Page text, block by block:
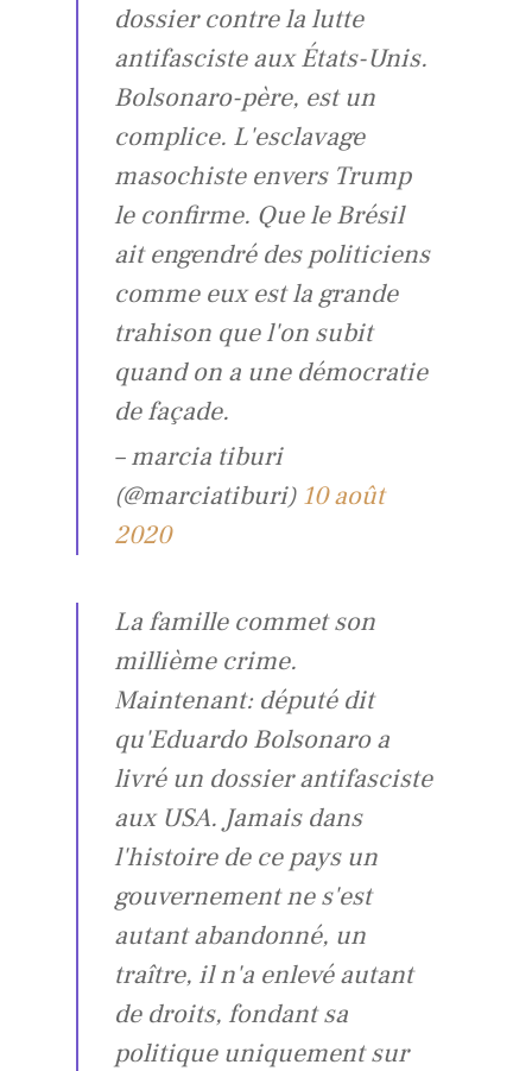
dossier contre la lutte
antifasciste aux États-Unis.
Bolsonaro-père, est un
complice. L'esclavage
masochiste envers Trump
le confirme. Que le Brésil
ait engendré des politiciens
comme eux est la grande
trahison que l'on subit
quand on a une démocratie
de façade.
– marcia tiburi
(@marciatiburi) 10 août
2020
La famille commet son
millième crime.
Maintenant: député dit
qu'Eduardo Bolsonaro a
livré un dossier antifasciste
aux USA. Jamais dans
l'histoire de ce pays un
gouvernement ne s'est
autant abandonné, un
traître, il n'a enlevé autant
de droits, fondant sa
politique uniquement sur